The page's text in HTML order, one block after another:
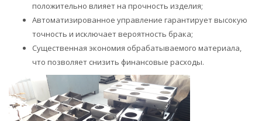
положительно влияет на прочность изделия;
Автоматизированное управление гарантирует высокую
точность и исключает вероятность брака;
Существенная экономия обрабатываемого материала,
что позволяет снизить финансовые расходы.